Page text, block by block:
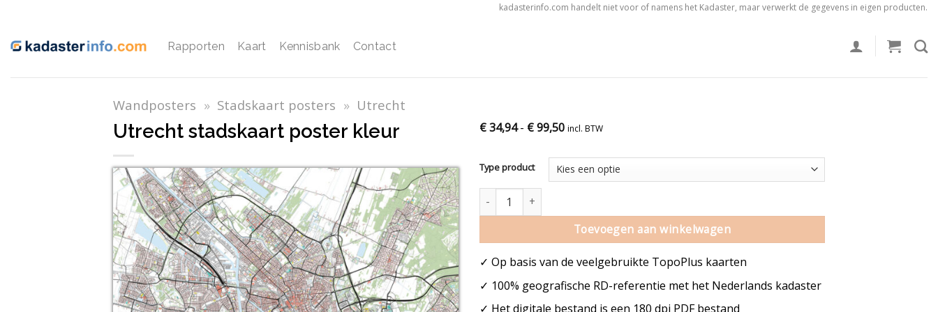
inhoud
kadasterinfo.com handelt niet voor of namens het Kadaster, maar verwerkt de gegevens in eigen producten.
Rapporten Kaart Kennisbank Contact
Wandposters » Stadskaart posters » Utrecht
Utrecht stadskaart poster kleur €34,94- €99,50 incl. BTW
Type product
Utrecht stadskaart poster kleur aantal
Toevoegen aan winkelwagen
✓ Op basis van de veelgebruikte TopoPlus kaarten
✓ 100% geografische RD-referentie met het Nederlands kadaster
✓ Het digitale bestand is een 180 dpi PDF bestand